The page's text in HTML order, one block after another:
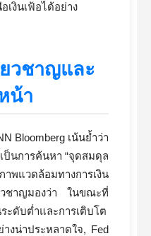
เงินเฟ้อได้อย่าง
วชาญและ
น้า
Bloomberg เน้นย้ำว่า
ป็นการค้นหา “จุดสมดุล
พแวดล้อมทางการเงิน
วชาญมองว่า ในขณะที่
ะดับต่ำและการเติบโต
างน่าประหลาดใจ, Fed